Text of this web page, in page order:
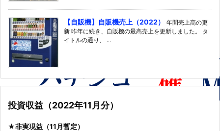
【自販機】自販機売上（2022）
年間売上高の更
新 昨年に続き、自販機の最高売上を更新しました。 タ
イトルの通り、 ...
投資収益（2022年11月分）
★非実現益（11月暫定）